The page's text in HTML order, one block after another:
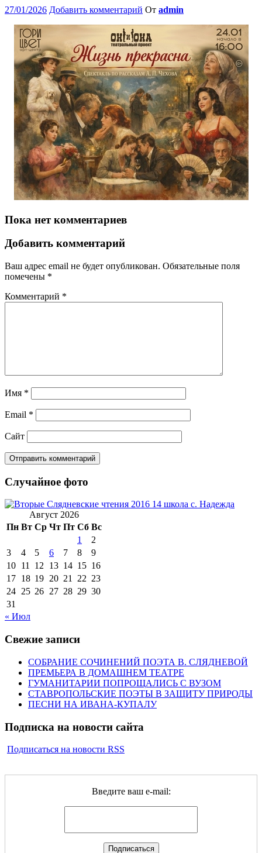
27/01/2026 Добавить комментарий От admin
Пока нет комментариев
Добавить комментарий
Ваш адрес email не будет опубликован. Обязательные поля
помечены *
Комментарий *
Имя *
Email *
Сайт
Случайное фото
Август 2026
Пн Вт Ср Чт Пт Сб Вс
1
2
3
4 5 6 7 8
9
10 11 12 13 14 15 16
17 18 19 20 21 22 23
24 25 26 27 28 29 30
31
« Июл
Свежие записи
СОБРАНИЕ СОЧИНЕНИЙ ПОЭТА В. СЛЯДНЕВОЙ
ПРЕМЬЕРА В ДОМАШНЕМ ТЕАТРЕ
ГУМАНИТАРИИ ПОПРОЩАЛИСЬ С ВУЗОМ
СТАВРОПОЛЬСКИЕ ПОЭТЫ В ЗАЩИТУ ПРИРОДЫ
ПЕСНИ НА ИВАНА-КУПАЛУ
Подписка на новости сайта
Подписаться на новости RSS
Введите ваш e-mail: